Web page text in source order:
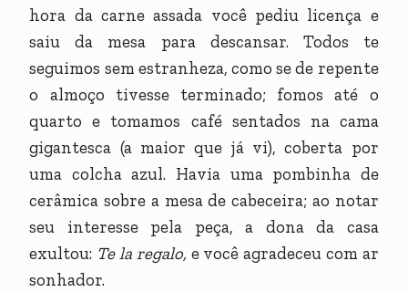
hora da carne assada você pediu licença e
saiu da mesa para descansar. Todos te
seguimos sem estranheza, como se de repente
o almoço tivesse terminado; fomos até o
quarto e tomamos café sentados na cama
gigantesca (a maior que já vi), coberta por
uma colcha azul. Havia uma pombinha de
cerâmica sobre a mesa de cabeceira; ao notar
seu interesse pela peça, a dona da casa
exultou: Te la regalo, e você agradeceu com ar
sonhador.